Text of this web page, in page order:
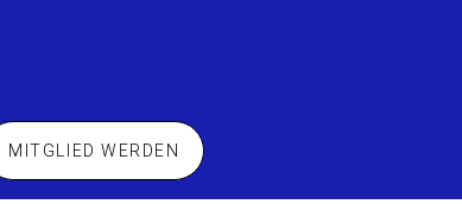
MITGLIED WERDEN